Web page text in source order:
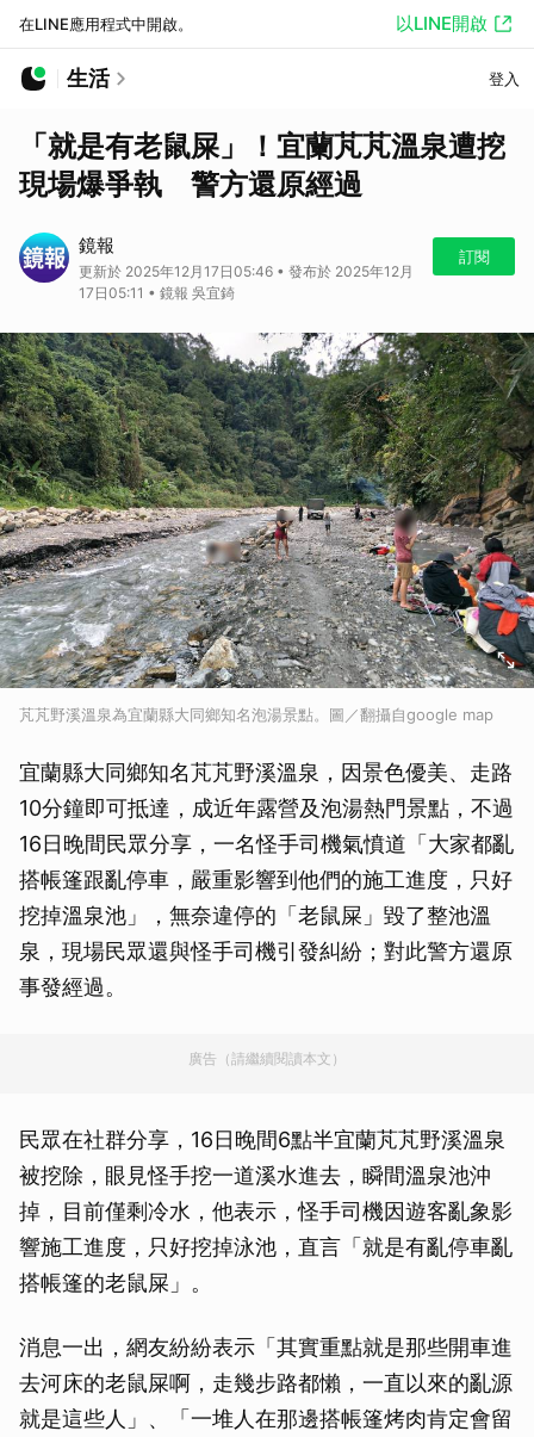
在LINE應用程式中開啟。 以LINE開啟
生活 登入
「就是有老鼠屎」！宜蘭芃芃溫泉遭挖
現場爆爭執 警方還原經過
鏡報
更新於 2025年12月17日05:46 • 發布於 2025年12月
17日05:11 • 鏡報 吳宜錡
訂閱
芃芃野溪溫泉為宜蘭縣大同鄉知名泡湯景點。圖／翻攝自google map
宜蘭縣大同鄉知名芃芃野溪溫泉，因景色優美、走路
10分鐘即可抵達，成近年露營及泡湯熱門景點，不過
16日晚間民眾分享，一名怪手司機氣憤道「大家都亂
搭帳篷跟亂停車，嚴重影響到他們的施工進度，只好
挖掉溫泉池」，無奈違停的「老鼠屎」毀了整池溫
泉，現場民眾還與怪手司機引發糾紛；對此警方還原
事發經過。
廣告（請繼續閱讀本文）
民眾在社群分享，16日晚間6點半宜蘭芃芃野溪溫泉
被挖除，眼見怪手挖一道溪水進去，瞬間溫泉池沖
掉，目前僅剩冷水，他表示，怪手司機因遊客亂象影
響施工進度，只好挖掉泳池，直言「就是有亂停車亂
搭帳篷的老鼠屎」。
消息一出，網友紛紛表示「其實重點就是那些開車進
去河床的老鼠屎啊，走幾步路都懶，一直以來的亂源
就是這些人」、「一堆人在那邊搭帳篷烤肉肯定會留